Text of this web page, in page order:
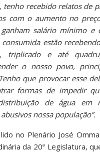
tenho recebido relatos de
com o aumento no
ganham salário mínimo e
estão
triplicado e até
o nosso povo,
que provocar esse
formas de impedir
de água em
nossa população”.
no Plenário José
da 20ª Legislatura,